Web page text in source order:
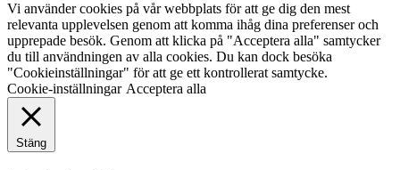
Vi använder cookies på vår webbplats för att ge dig den mest
relevanta upplevelsen genom att komma ihåg dina preferenser och
upprepade besök. Genom att klicka på "Acceptera alla" samtycker
du till användningen av alla cookies. Du kan dock besöka
"Cookieinställningar" för att ge ett kontrollerat samtycke.
Cookie-inställningar Acceptera alla
Stäng